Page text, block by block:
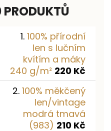
PRODUKTŮ
100% přírodní
len s lučním
kvítím a máky
240 g/m² 220 Kč
100% měkčený
len/vintage
modrá tmavá
(983) 210 Kč